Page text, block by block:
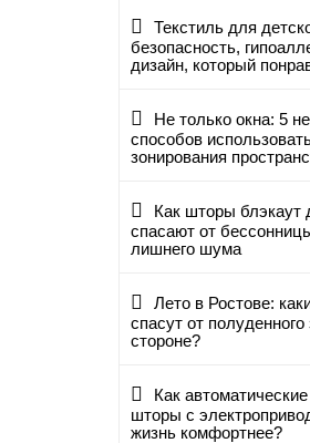
Текстиль для
безопасность,
дизайн, который
Не только окна: 5
способов
зонирования
Как шторы блэкаут
спасают от
лишнего шума
Лето в Ростове:
спасут от
стороне?
Как
шторы с
жизнь комфортнее?